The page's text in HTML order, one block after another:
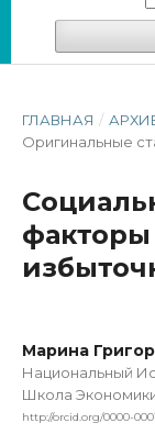
ГЛАВНАЯ /
Оригинальные
факторы
Марина
Национальный
Школа
http://orcid.org/0000-